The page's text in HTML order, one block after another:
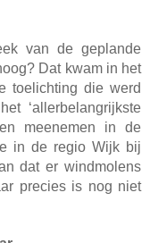
van de geplande
Dat kwam in het
toelichting die werd
‘allerbelangrijkste
meenemen in de
in de regio Wijk bij
dat er windmolens
precies is nog niet